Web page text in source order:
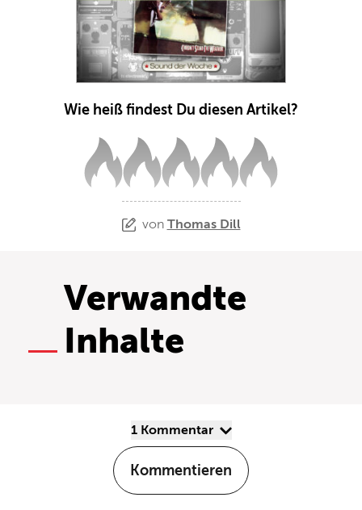
Wie heiß findest Du diesen Artikel?
von Thomas Dill
Verwandte
Inhalte
1 Kommentar
Kommentieren